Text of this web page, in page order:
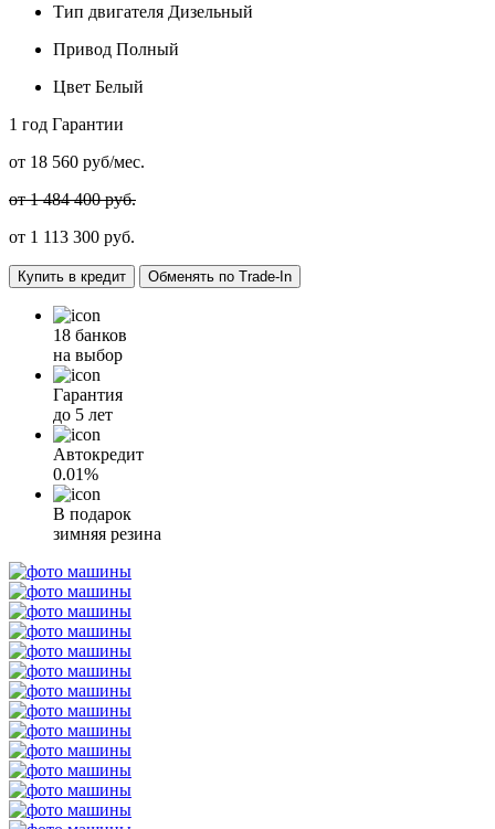
Тип двигателя Дизельный
Привод Полный
Цвет Белый
1 год Гарантии
от 18 560 руб/мес.
от 1 484 400 руб.
от 1 113 300 руб.
Купить в кредит Обменять по Trade-In
18 банков
на выбор
Гарантия
до 5 лет
Автокредит
0.01%
В подарок
зимняя резина